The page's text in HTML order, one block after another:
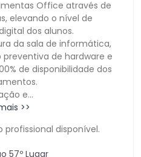
Office através de
elevando o nível de
dos alunos.
da sala de informática,
de hardware e
de disponibilidade dos
e...
>>
profissional disponível.
57º Lugar